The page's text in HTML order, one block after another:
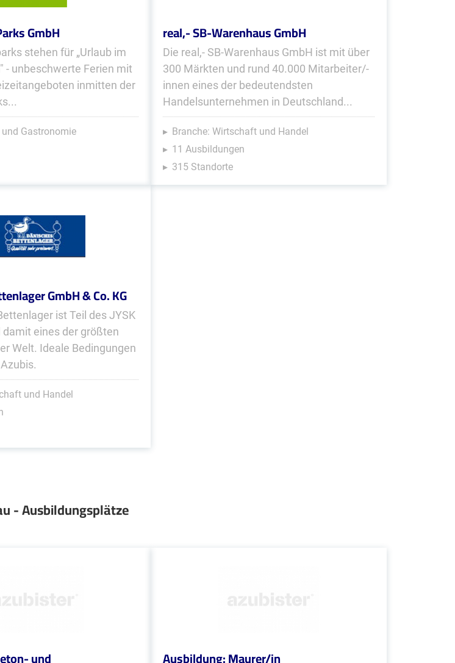
GmbH
stehen für „Urlaub im
- unbeschwerte Ferien mit
inmitten der
Gastronomie
real,- SB-Warenhaus GmbH
Die real,- SB-Warenhaus GmbH ist mit über
300 Märkten und rund 40.000 Mitarbeiter/-
innen eines der bedeutendsten
Handelsunternehmen in Deutschland...
Branche: Wirtschaft und Handel
11 Ausbildungen
315 Standorte
GmbH & Co. KG
ist Teil des JYSK
damit eines der größten
Welt. Ideale Bedingungen
und Handel
- Ausbildungsplätze
und Ausbildung: Maurer/in